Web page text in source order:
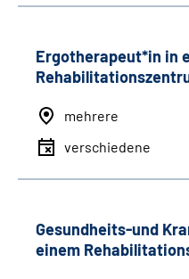
Ergotherapeut*in in
mehrere
verschiedene
Gesundheits-und
einem